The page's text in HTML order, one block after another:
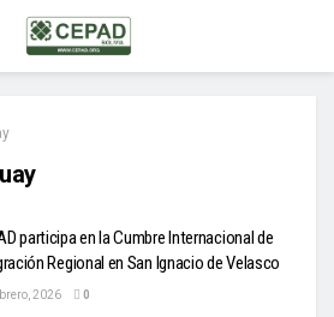
participa en la Cumbre Internacional de
Regional en San Ignacio de Velasco
2026 0